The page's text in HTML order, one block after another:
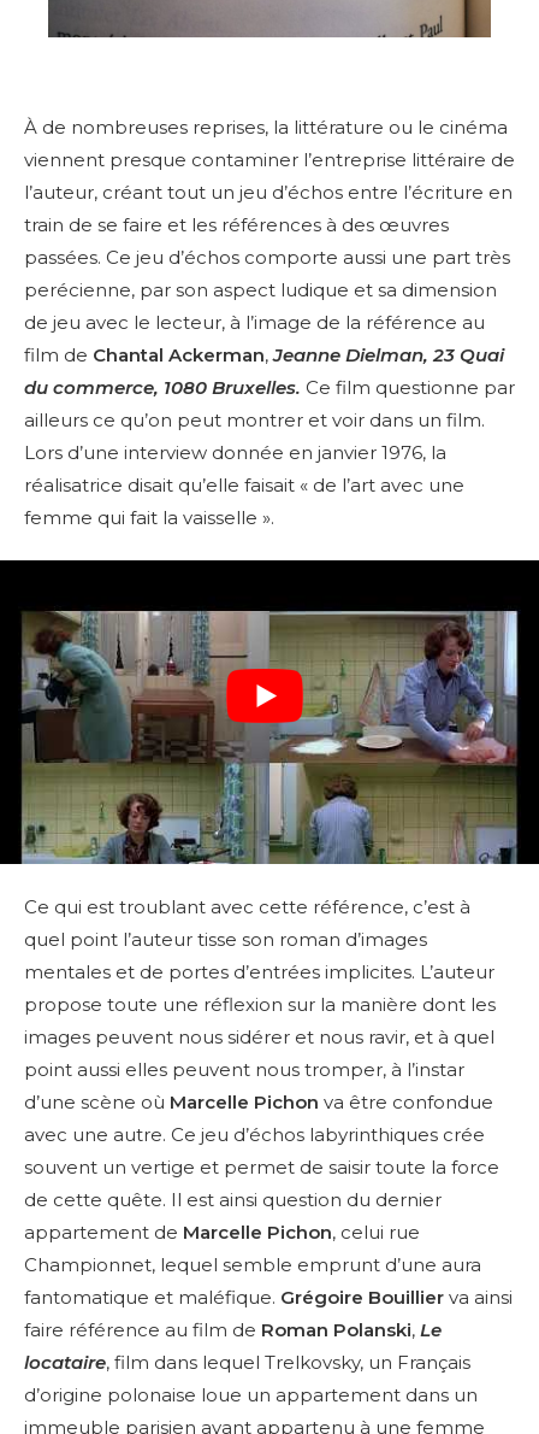
À de nombreuses reprises, la littérature ou le cinéma
viennent presque contaminer l’entreprise littéraire de
l’auteur, créant tout un jeu d’échos entre l’écriture en
train de se faire et les références à des œuvres
passées. Ce jeu d’échos comporte aussi une part très
perécienne, par son aspect ludique et sa dimension
de jeu avec le lecteur, à l’image de la référence au
film de Chantal Ackerman,Jeanne Dielman, 23 Quai
du commerce, 1080 Bruxelles. Ce film questionne par
ailleurs ce qu’on peut montrer et voir dans un film.
Lors d’une interview donnée en janvier 1976, la
réalisatrice disait qu’elle faisait « de l’art avec une
femme qui fait la vaisselle ».
Ce qui est troublant avec cette référence, c’est à
quel point l’auteur tisse son roman d’images
mentales et de portes d’entrées implicites. L’auteur
propose toute une réflexion sur la manière dont les
images peuvent nous sidérer et nous ravir, et à quel
point aussi elles peuvent nous tromper, à l’instar
d’une scène où Marcelle Pichon va être confondue
avec une autre. Ce jeu d’échos labyrinthiques crée
souvent un vertige et permet de saisir toute la force
de cette quête. Il est ainsi question du dernier
appartement de Marcelle Pichon, celui rue
Championnet, lequel semble emprunt d’une aura
fantomatique et maléfique. Grégoire Bouillier va ainsi
faire référence au film de Roman Polanski, Le
locataire, film dans lequel Trelkovsky, un Français
d’origine polonaise loue un appartement dans un
immeuble parisien ayant appartenu à une femme